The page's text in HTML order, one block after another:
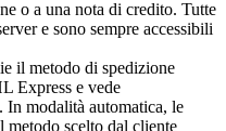
o a una nota di credito. Tutte
e sono sempre accessibili
il metodo di spedizione
Express e vede
In modalità automatica, le
metodo scelto dal cliente